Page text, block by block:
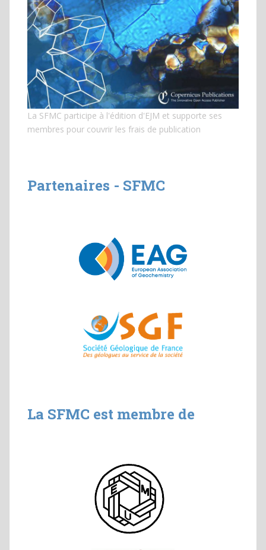
La SFMC participe à l'édition d'EJM et supporte ses
membres pour couvrir les frais de publication
Partenaires - SFMC
La SFMC est membre de